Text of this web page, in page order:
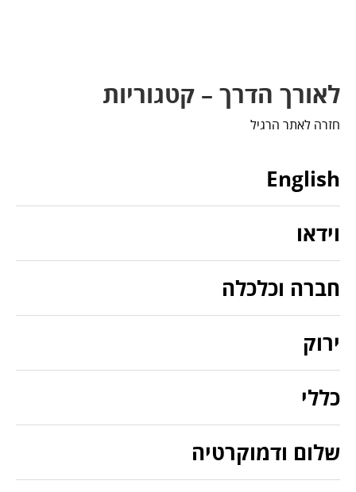
לאורך הדרך – קטגוריות
חזרה לאתר הרגיל
English
וידאו
חברה וכלכלה
ירוק
כללי
שלום ודמוקרטיה